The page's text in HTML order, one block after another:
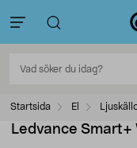
Startsida El
Ledvance Smart+